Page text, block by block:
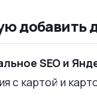
добавить
SEO и
с картой и